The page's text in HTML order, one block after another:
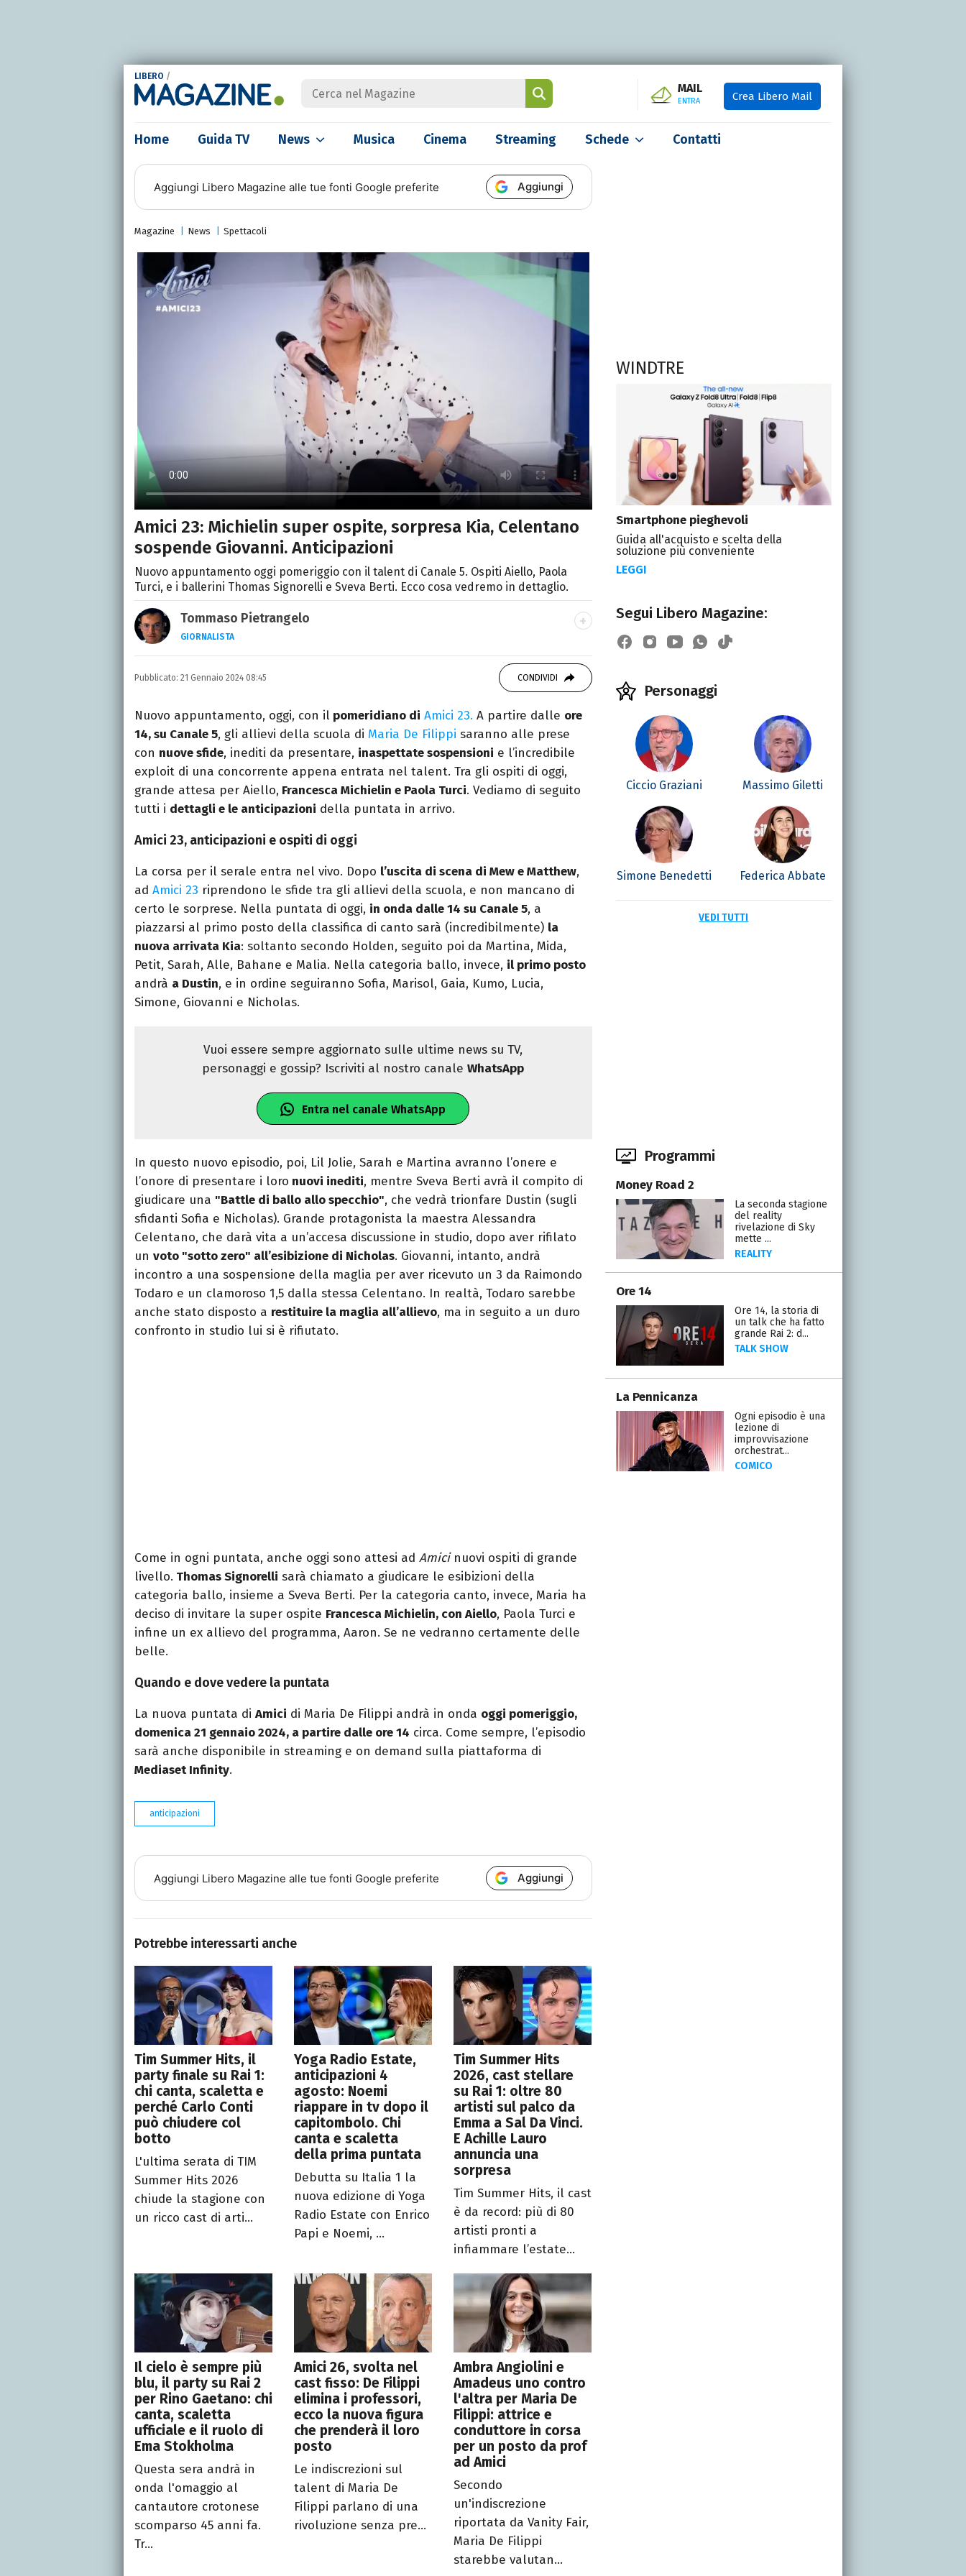
LIBERO /
MAIL
ENTRA Crea Libero Mail
Home Guida TV News Musica Cinema Streaming Schede Contatti
Aggiungi Libero Magazine alle tue fonti Google preferite Aggiungi
Magazine News Spettacoli
Amici 23: Michielin super ospite, sorpresa Kia, Celentano
sospende Giovanni. Anticipazioni
Nuovo appuntamento oggi pomeriggio con il talent di Canale 5. Ospiti Aiello, Paola
Turci, e i ballerini Thomas Signorelli e Sveva Berti. Ecco cosa vedremo in dettaglio.
Tommaso Pietrangelo
GIORNALISTA
Autore, giornalista, cantautore. Laureato in Letterature Straniere, è
appassionato di cinema, poesia e Shakespeare. Scrive canzoni e ama i
Pubblicato: 21 Gennaio 2024 08:45 CONDIVIDI
Nuovo appuntamento, oggi, con il pomeridiano di Amici 23. A partire dalle ore
14, su Canale 5, gli allievi della scuola di Maria De Filippi saranno alle prese
con nuove sfide, inediti da presentare, inaspettate sospensioni e l’incredibile
exploit di una concorrente appena entrata nel talent. Tra gli ospiti di oggi,
grande attesa per Aiello, Francesca Michielin e Paola Turci. Vediamo di seguito
tutti i dettagli e le anticipazioni della puntata in arrivo.
Amici 23, anticipazioni e ospiti di oggi
La corsa per il serale entra nel vivo. Dopo l’uscita di scena di Mew e Matthew,
ad Amici 23 riprendono le sfide tra gli allievi della scuola, e non mancano di
certo le sorprese. Nella puntata di oggi, in onda dalle 14 su Canale 5, a
piazzarsi al primo posto della classifica di canto sarà (incredibilmente) la
nuova arrivata Kia: soltanto secondo Holden, seguito poi da Martina, Mida,
Petit, Sarah, Alle, Bahane e Malia. Nella categoria ballo, invece, il primo posto
andrà a Dustin, e in ordine seguiranno Sofia, Marisol, Gaia, Kumo, Lucia,
Simone, Giovanni e Nicholas.
Vuoi essere sempre aggiornato sulle ultime news su TV,
personaggi e gossip? Iscriviti al nostro canaleWhatsApp
Entra nel canale WhatsApp
In questo nuovo episodio, poi, Lil Jolie, Sarah e Martina avranno l’onere e
l’onore di presentare i loro nuovi inediti, mentre Sveva Berti avrà il compito di
giudicare una "Battle di ballo allo specchio", che vedrà trionfare Dustin (sugli
sfidanti Sofia e Nicholas). Grande protagonista la maestra Alessandra
Celentano, che darà vita a un’accesa discussione in studio, dopo aver rifilato
un voto "sotto zero" all’esibizione di Nicholas. Giovanni, intanto, andrà
incontro a una sospensione della maglia per aver ricevuto un 3 da Raimondo
Todaro e un clamoroso 1,5 dalla stessa Celentano. In realtà, Todaro sarebbe
anche stato disposto a restituire la maglia all’allievo, ma in seguito a un duro
confronto in studio lui si è rifiutato.
Come in ogni puntata, anche oggi sono attesi ad Amicinuovi ospiti di grande
livello. Thomas Signorelli sarà chiamato a giudicare le esibizioni della
categoria ballo, insieme a Sveva Berti. Per la categoria canto, invece, Maria ha
deciso di invitare la super ospite Francesca Michielin, con Aiello, Paola Turci e
infine un ex allievo del programma, Aaron. Se ne vedranno certamente delle
belle.
Quando e dove vedere la puntata
La nuova puntata di Amici di Maria De Filippi andrà in onda oggi pomeriggio,
domenica 21 gennaio 2024, a partire dalle ore 14 circa. Come sempre, l’episodio
sarà anche disponibile in streaming e on demand sulla piattaforma di
Mediaset Infinity.
anticipazioni
Aggiungi Libero Magazine alle tue fonti Google preferite Aggiungi
Potrebbe interessarti anche
Tim Summer Hits, il
party finale su Rai 1:
chi canta, scaletta e
perché Carlo Conti
può chiudere col
botto
L'ultima serata di TIM
Summer Hits 2026
chiude la stagione con
un ricco cast di arti...
Yoga Radio Estate,
anticipazioni 4
agosto: Noemi
riappare in tv dopo il
capitombolo. Chi
canta e scaletta
della prima puntata
Debutta su Italia 1 la
nuova edizione di Yoga
Radio Estate con Enrico
Papi e Noemi, ...
Tim Summer Hits
2026, cast stellare
su Rai 1: oltre 80
artisti sul palco da
Emma a Sal Da Vinci.
E Achille Lauro
annuncia una
sorpresa
Tim Summer Hits, il cast
è da record: più di 80
artisti pronti a
infiammare l’estate...
Il cielo è sempre più
blu, il party su Rai 2
per Rino Gaetano: chi
canta, scaletta
ufficiale e il ruolo di
Ema Stokholma
Questa sera andrà in
onda l'omaggio al
cantautore crotonese
scomparso 45 anni fa.
Tr...
Amici 26, svolta nel
cast fisso: De Filippi
elimina i professori,
ecco la nuova figura
che prenderà il loro
posto
Le indiscrezioni sul
talent di Maria De
Filippi parlano di una
rivoluzione senza pre...
Ambra Angiolini e
Amadeus uno contro
l'altra per Maria De
Filippi: attrice e
conduttore in corsa
per un posto da prof
ad Amici
Secondo
un'indiscrezione
riportata da Vanity Fair,
Maria De Filippi
starebbe valutan...
WINDTRE
Smartphone pieghevoli
Guida all'acquisto e scelta della
soluzione più conveniente
LEGGI
Segui Libero Magazine:
Personaggi
Ciccio Graziani Massimo Giletti
Simone Benedetti Federica Abbate
VEDI TUTTI
Programmi
Money Road 2
La seconda stagione
del reality
rivelazione di Sky
mette ...
REALITY
Ore 14
Ore 14, la storia di
un talk che ha fatto
grande Rai 2: d...
TALK SHOW
La Pennicanza
Ogni episodio è una
lezione di
improvvisazione
orchestrat...
COMICO